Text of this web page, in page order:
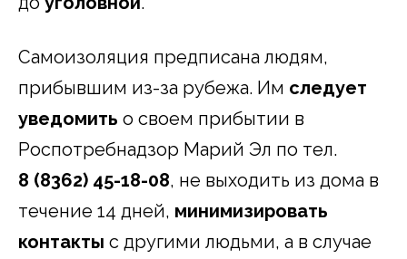
Самоизоляция предписана людям,
прибывшим из-за рубежа. Им следует
уведомить о своем прибытии в
Роспотребнадзор Марий Эл по тел.
8 (8362) 45-18-08, не выходить из дома в
течение 14 дней, минимизировать
контакты с другими людьми, а в случае